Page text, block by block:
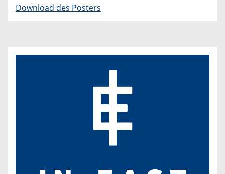
Download des Posters